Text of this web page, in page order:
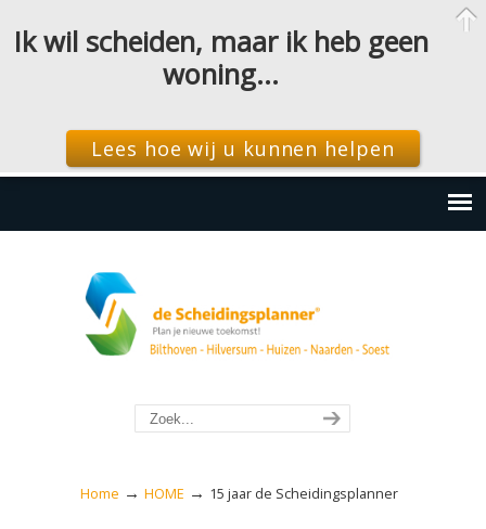
Home → HOME → 15 jaar de Scheidingsplanner
Ik wil scheiden, maar ik heb geen
woning…
Lees hoe wij u kunnen helpen